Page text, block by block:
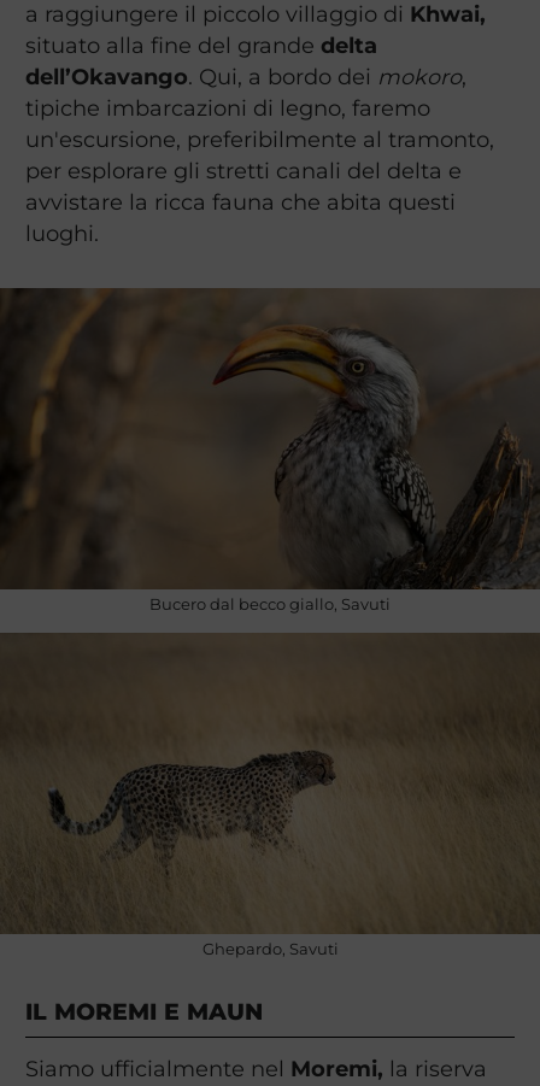
a raggiungere il piccolo villaggio di Khwai,
situato alla fine del grande delta
dell’Okavango. Qui, a bordo dei mokoro,
tipiche imbarcazioni di legno, faremo
un'escursione, preferibilmente al tramonto,
per esplorare gli stretti canali del delta e
avvistare la ricca fauna che abita questi
luoghi.
Bucero dal becco giallo, Savuti
Ghepardo, Savuti
IL MOREMI E MAUN
Siamo ufficialmente nel Moremi, la riserva